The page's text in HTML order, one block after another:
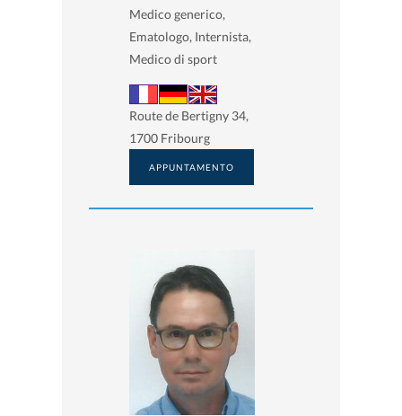
Medico generico,
Ematologo, Internista,
Medico di sport
Route de Bertigny 34,
1700 Fribourg
APPUNTAMENTO